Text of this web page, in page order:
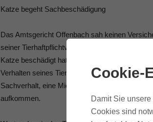
Katze begeht Sachbeschädigung
Das Amtsgericht Offenbach sah keinen
seiner Tierhaftpflichtversicherung die
Katze beschädigt hatte (Aktenzeichen 33 C
Verhalten seines Tieres in gewissem Rahmen
Sachverhalt, eine Mietsache in übermäßiger
aufkommen.
Cookie-
Damit Sie
Cookies sind